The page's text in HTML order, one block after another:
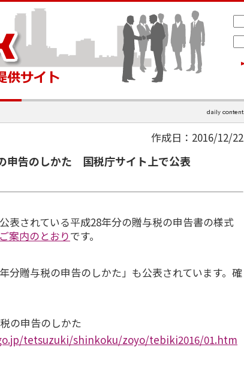
作成日：2016/12/22
申告のしかた 国税庁サイト上で公表
表されている平成28年分の贈与税の申告書の様式
ご案内のとおりです。
分贈与税の申告のしかた」も公表されています。確
の申告のしかた
tetsuzuki/shinkoku/zoyo/tebiki2016/01.htm